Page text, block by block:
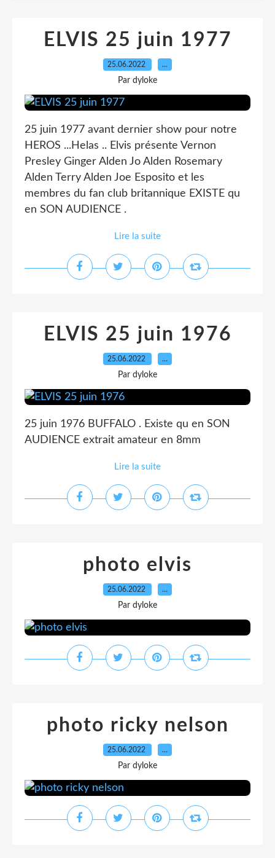
ELVIS 25 juin 1977
25.06.2022 …
Par dyloke
25 juin 1977 avant dernier show pour notre
HEROS ...Helas .. Elvis présente Vernon
Presley Ginger Alden Jo Alden Rosemary
Alden Terry Alden Joe Esposito et les
membres du fan club britannique EXISTE qu
en SON AUDIENCE .
Lire la suite
ELVIS 25 juin 1976
25.06.2022 …
Par dyloke
25 juin 1976 BUFFALO . Existe qu en SON
AUDIENCE extrait amateur en 8mm
Lire la suite
photo elvis
25.06.2022 …
Par dyloke
photo ricky nelson
25.06.2022 …
Par dyloke